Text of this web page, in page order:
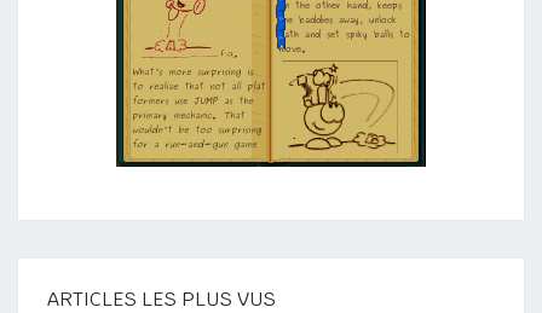
ARTICLES LES PLUS VUS